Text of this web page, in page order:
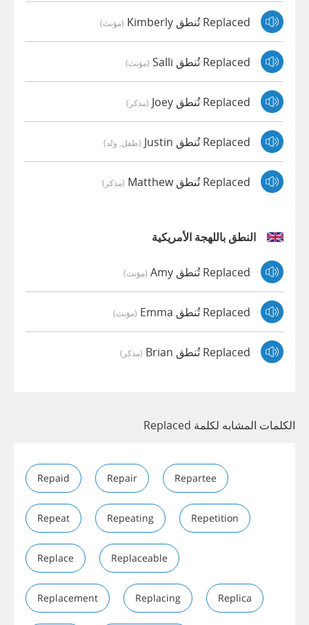
Replaced تُنطق Kimberly (مؤنث)
Replaced تُنطق Salli (مؤنث)
Replaced تُنطق Joey (مذكر)
Replaced تُنطق Justin (طفل, ولد)
Replaced تُنطق Matthew (مذكر)
النطق باللهجة الأمريكية
Replaced تُنطق Amy (مؤنث)
Replaced تُنطق Emma (مؤنث)
Replaced تُنطق Brian (مذكر)
الكلمات المشابه لكلمة Replaced
Repaid Repair Repartee
Repeat Repeating Repetition
Replace Replaceable
Replacement Replacing Replica